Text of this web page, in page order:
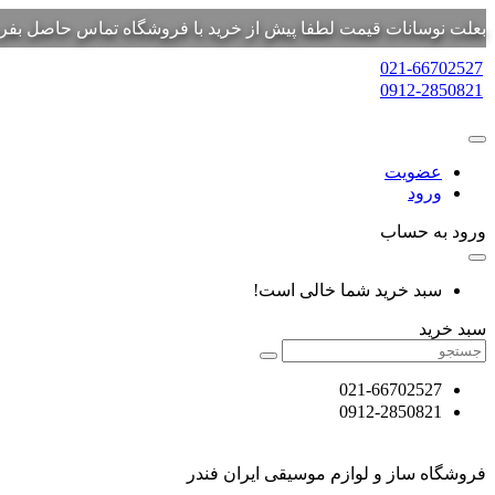
بعلت نوسانات قیمت لطفا پیش از خرید با فروشگاه تماس حاصل
021-66702527
0912-2850821
عضویت
ورود
ورود به حساب
سبد خرید شما خالی است!
سبد خرید
021-66702527
0912-2850821
فروشگاه ساز و لوازم موسیقی ایران فندر